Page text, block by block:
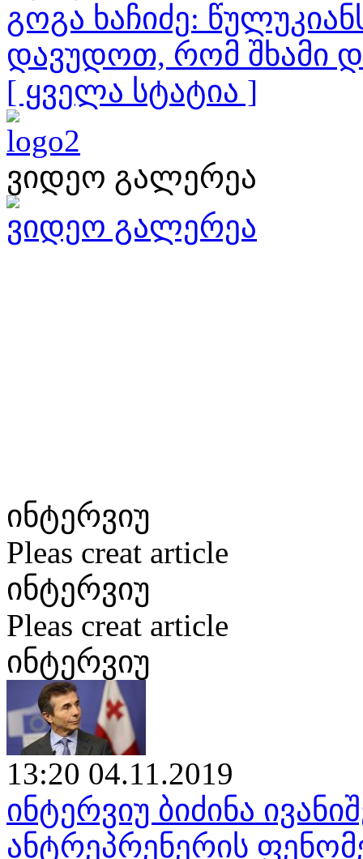
გოგა ხაჩიძე:
დავუდოთ, რომ შხამი
[ ყველა სტატია ]
ვიდეო გალერეა
ვიდეო გალერეა
ინტერვიუ
Pleas creat article
ინტერვიუ
Pleas creat article
ინტერვიუ
13:20 04.11.2019
ინტერვიუ ბიძინა
ანტრეპრენერის